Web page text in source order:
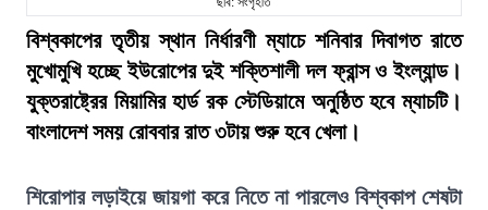
বিশ্বকাপের তৃতীয় স্থান নির্ধারণী ম্যাচে শনিবার দিবাগত রাতে
মুখোমুখি হচ্ছে ইউরোপের দুই শক্তিশালী দল ফ্রান্স ও ইংল্যান্ড।
যুক্তরাষ্ট্রের মিয়ামির হার্ড রক স্টেডিয়ামে অনুষ্ঠিত হবে ম্যাচটি।
বাংলাদেশ সময় রোববার রাত ৩টায় শুরু হবে খেলা।
শিরোপার লড়াইয়ে জায়গা করে নিতে না পারলেও বিশ্বকাপ শেষটা